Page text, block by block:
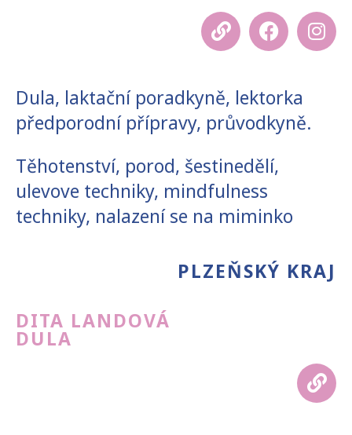
Dula, laktační poradkyně, lektorka
předporodní přípravy, průvodkyně.
Těhotenství, porod, šestinedělí,
ulevove techniky, mindfulness
techniky, nalazení se na miminko
PLZEŇSKÝ KRAJ
DITA LANDOVÁ
DULA